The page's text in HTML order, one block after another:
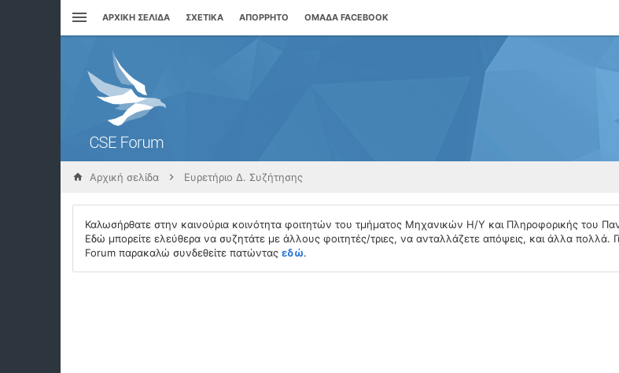
ΑΡΧΙΚΉ ΣΕΛΊΔΑ ΣΧΕΤΙΚΆ ΑΠΌΡΡΗΤΟ ΟΜΆΔΑ FACEBOOK
Αρχική σελίδα Ευρετήριο Δ. Συζήτησης
Καλωσήρθατε στην καινούρια κοινότητα φοιτητών του τμήματος Μηχανικών Η/Υ και Πληροφορικής του
Εδώ μπορείτε ελεύθερα να συζητάτε με άλλους φοιτητές/τριες, να ανταλλάζετε απόψεις, και άλλα πολλά.
Forum παρακαλώ συνδεθείτε πατώντας εδώ.